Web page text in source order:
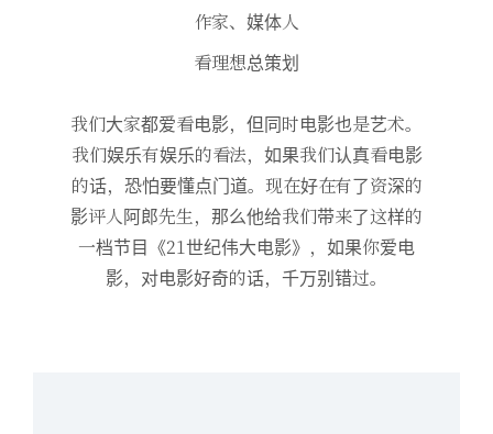
作家、媒体人
看理想总策划
我们大家都爱看电影，但同时电影也是艺术。
我们娱乐有娱乐的看法，如果我们认真看电影
的话，恐怕要懂点门道。现在好在有了资深的
影评人阿郎先生，那么他给我们带来了这样的
一档节目《21世纪伟大电影》，如果你爱电
影，对电影好奇的话，千万别错过。